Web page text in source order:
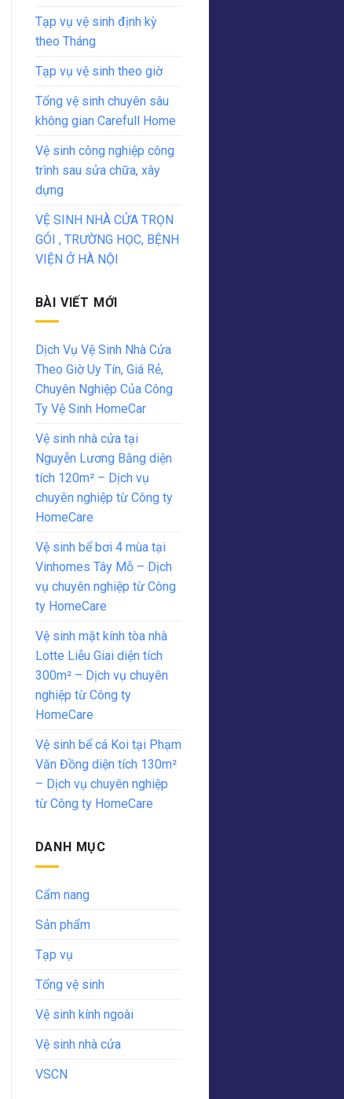
Tạp vụ vệ sinh định kỳ
theo Tháng
Tạp vụ vệ sinh theo giờ
Tổng vệ sinh chuyên sâu
không gian Carefull Home
Vệ sinh công nghiệp công
trình sau sửa chữa, xây
dựng
VỆ SINH NHÀ CỬA TRỌN
GÓI , TRƯỜNG HỌC, BỆNH
VIỆN Ở HÀ NỘI
BÀI VIẾT MỚI
Dịch Vụ Vệ Sinh Nhà Cửa
Theo Giờ Uy Tín, Giá Rẻ,
Chuyên Nghiệp Của Công
Ty Vệ Sinh HomeCar
Vệ sinh nhà cửa tại
Nguyễn Lương Bằng diện
tích 120m² – Dịch vụ
chuyên nghiệp từ Công ty
HomeCare
Vệ sinh bể bơi 4 mùa tại
Vinhomes Tây Mỗ – Dịch
vụ chuyên nghiệp từ Công
ty HomeCare
Vệ sinh mặt kính tòa nhà
Lotte Liễu Giai diện tích
300m² – Dịch vụ chuyên
nghiệp từ Công ty
HomeCare
Vệ sinh bể cá Koi tại Phạm
Văn Đồng diện tích 130m²
– Dịch vụ chuyên nghiệp
từ Công ty HomeCare
DANH MỤC
Cẩm nang
Sản phẩm
Tạp vụ
Tổng vệ sinh
Vệ sinh kính ngoài
Vệ sinh nhà cửa
VSCN